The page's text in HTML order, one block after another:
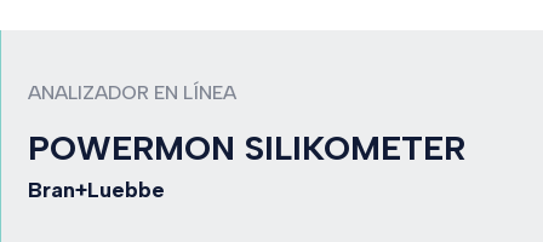
ANALIZADOR EN LÍNEA
POWERMON SILIKOMETER
Bran+Luebbe